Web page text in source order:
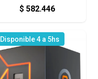
$ 582.446
Disponible 4 a 5hs